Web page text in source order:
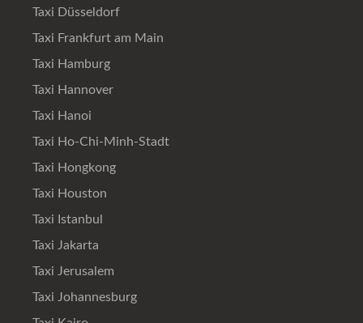
Taxi Düsseldorf
Taxi Frankfurt am Main
Taxi Hamburg
Taxi Hannover
Taxi Hanoi
Taxi Ho-Chi-Minh-Stadt
Taxi Hongkong
Taxi Houston
Taxi Istanbul
Taxi Jakarta
Taxi Jerusalem
Taxi Johannesburg